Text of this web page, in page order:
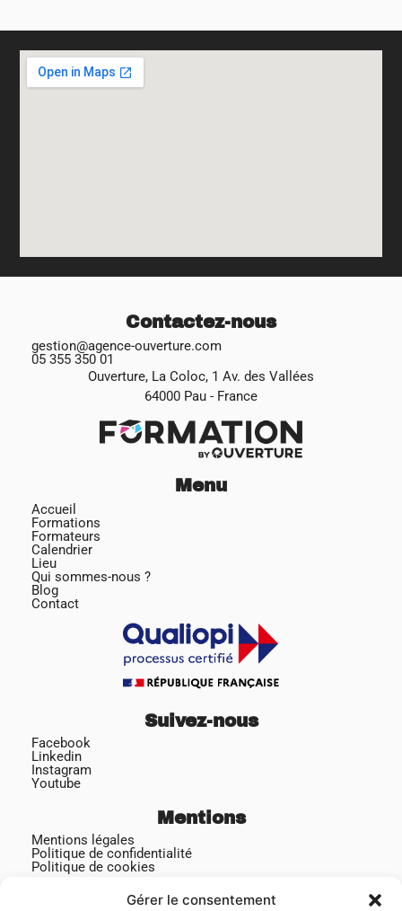
Gérer le consentement
Contactez-nous
gestion@agence-ouverture.com
05 355 350 01
Ouverture, La Coloc, 1 Av. des Vallées
64000 Pau - France
Menu
Accueil
Formations
Formateurs
Calendrier
Lieu
Qui sommes-nous ?
Blog
Contact
Suivez-nous
Facebook
Linkedin
Instagram
Youtube
Mentions
Mentions légales
Politique de confidentialité
Politique de cookies